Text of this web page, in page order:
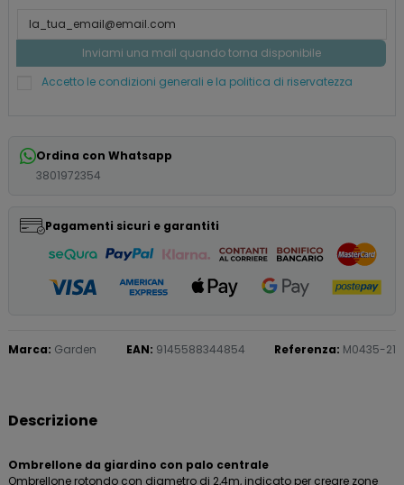
Accetto le condizioni generali e la politica di riservatezza
Ordina con Whatsapp
3801972354
Pagamenti sicuri e garantiti
Marca: Garden EAN: 9145588344854 Referenza: M0435-21
Descrizione
Ombrellone da giardino con palo centrale
Ombrellone rotondo con diametro di 2,4m, indicato per creare zone